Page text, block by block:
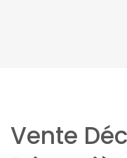
Vente